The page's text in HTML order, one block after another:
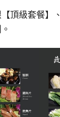
【頂級套餐】